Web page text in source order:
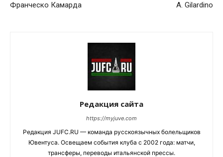
Франческо Камарда A. Gilardino
Редакция сайта
https://myjuve.com
Редакция JUFC.RU — команда русскоязычных болельщиков
Ювентуса. Освещаем события клуба с 2002 года: матчи,
трансферы, переводы итальянской прессы.